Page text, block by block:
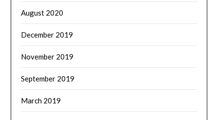
August 2020
December 2019
November 2019
September 2019
March 2019